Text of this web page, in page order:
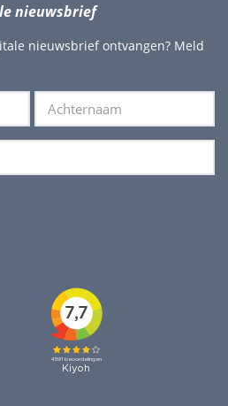
nieuwsbrief
nieuwsbrief ontvangen? Meld